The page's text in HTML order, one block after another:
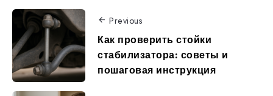
Previous
Как проверить стойки
стабилизатора: советы и
пошаговая инструкция